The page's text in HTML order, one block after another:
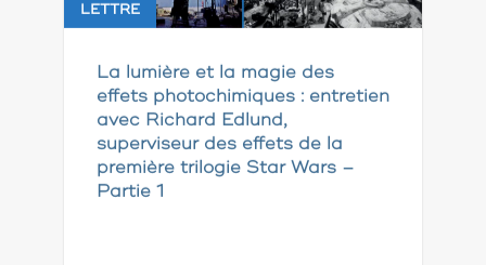
LETTRE
La lumière et la magie des
effets photochimiques : entretien
avec Richard Edlund,
superviseur des effets de la
première trilogie Star Wars –
Partie 1